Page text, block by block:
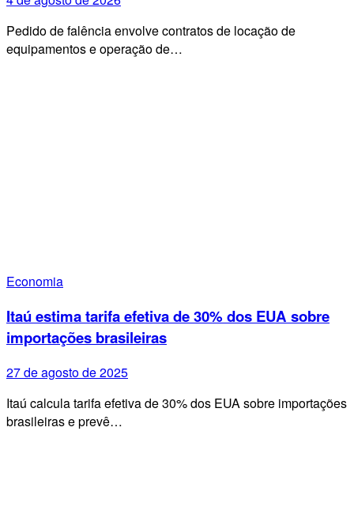
Pedido de falência envolve contratos de locação de
equipamentos e operação de…
Economia
Itaú estima tarifa efetiva de 30% dos EUA sobre
importações brasileiras
27 de agosto de 2025
Itaú calcula tarifa efetiva de 30% dos EUA sobre importações
brasileiras e prevê…